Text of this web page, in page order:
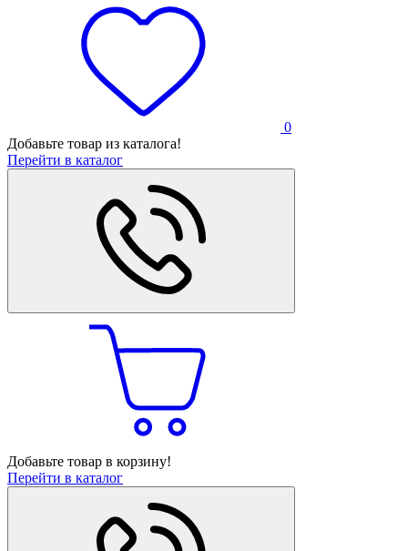
0
Добавьте товар из каталога!
Перейти в каталог
Добавьте товар в корзину!
Перейти в каталог